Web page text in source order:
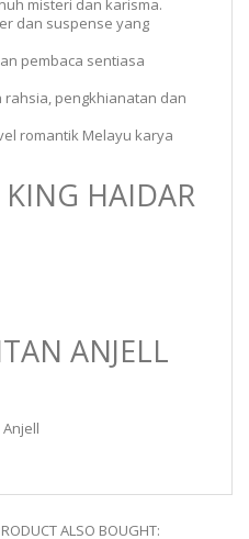
misteri dan karisma.
dan suspense yang
pembaca sentiasa
rahsia, pengkhianatan dan
romantik Melayu karya
HAIDAR
ANJELL
ALSO BOUGHT: